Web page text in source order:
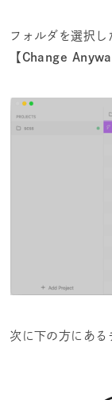
フォルダを選択
【Change
次に下の方にある